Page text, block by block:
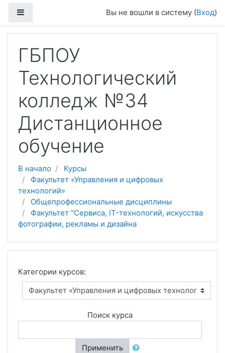
Вы не вошли в систему (Вход)
ГБПОУ
Технологический
колледж №34
Дистанционное
обучение
В начало
Курсы
Факультет «Управления и цифровых
технологий»
Общепрофессиональные дисциплины
Факультет "Сервиса, IT-технологий, искусства
фотографии, рекламы и дизайна
Категории курсов:
Поиск курса
Применить